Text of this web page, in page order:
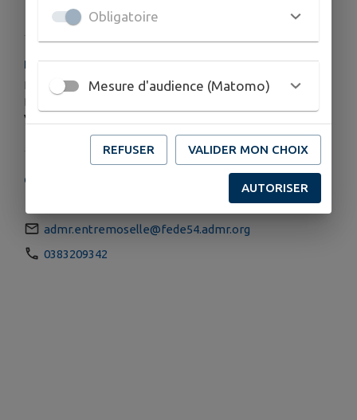
HORAIRES
Lundi : matin sur rendez-vous / 14h00-16h00
Du mardi au jeudi : 9h00-12h00 / 14h00-16h00
Vendredi : sur rendez-vous
COORDONNÉES
1 Chemin du Ravel, Rosières-aux-Salines
admr.entremoselle@fede54.admr.org
0383209342
Obligatoire
Mesure d'audience (Matomo)
REFUSER VALIDER MON CHOIX
AUTORISER